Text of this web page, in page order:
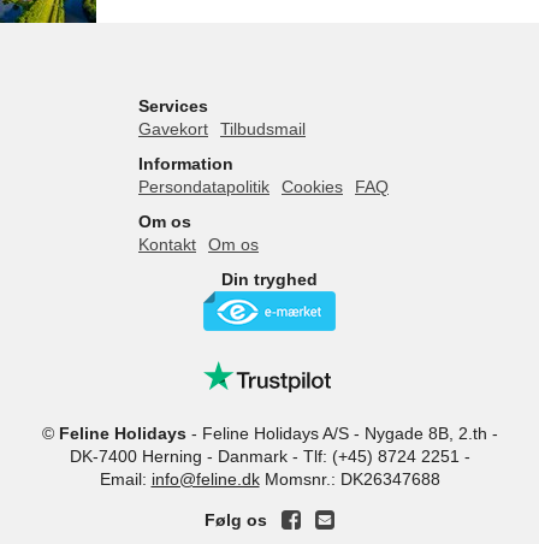
Services
Gavekort
Tilbudsmail
Information
Persondatapolitik
Cookies
FAQ
Om os
Kontakt
Om os
Din tryghed
© Feline Holidays- Feline Holidays A/S- Nygade 8B, 2.th -
DK-7400 Herning - Danmark - Tlf: (+45) 8724 2251 -
Email: info@feline.dk Momsnr.: DK26347688
Følg os